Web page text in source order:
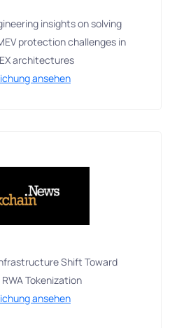
insights on solving
protection challenges in
architectures
ansehen
Shift Toward
Tokenization
ansehen